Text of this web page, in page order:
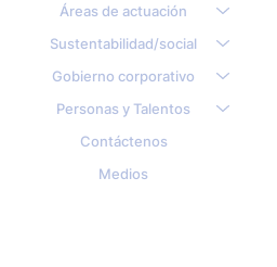
Áreas de actuación
Sustentabilidad/social
Gobierno corporativo
Personas y Talentos
Contáctenos
Medios